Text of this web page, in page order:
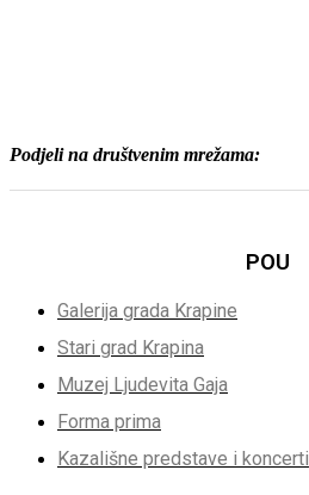
Podjeli na društvenim mrežama:
POU
Galerija grada Krapine
Stari grad Krapina
Muzej Ljudevita Gaja
Forma prima
Kazališne predstave i koncerti